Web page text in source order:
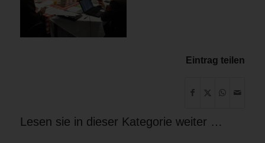
Eintrag teilen
Lesen sie in dieser Kategorie weiter …